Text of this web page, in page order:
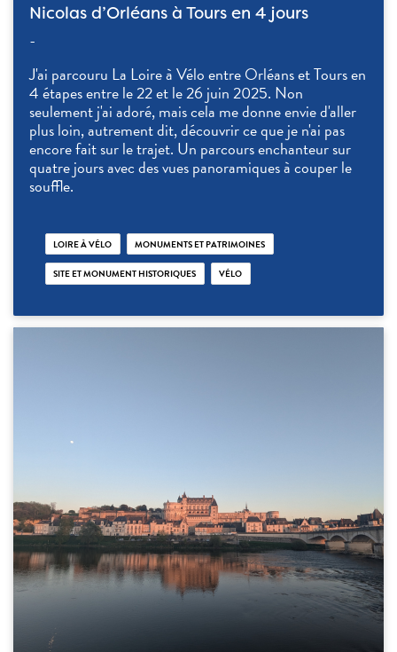
Nicolas d’Orléans à Tours en 4 jours
-
J'ai parcouru La Loire à Vélo entre Orléans et Tours en
4 étapes entre le 22 et le 26 juin 2025. Non
seulement j'ai adoré, mais cela me donne envie d'aller
plus loin, autrement dit, découvrir ce que je n'ai pas
encore fait sur le trajet. Un parcours enchanteur sur
quatre jours avec des vues panoramiques à couper le
souffle.
LOIRE À VÉLO MONUMENTS ET PATRIMOINES
SITE ET MONUMENT HISTORIQUES VÉLO